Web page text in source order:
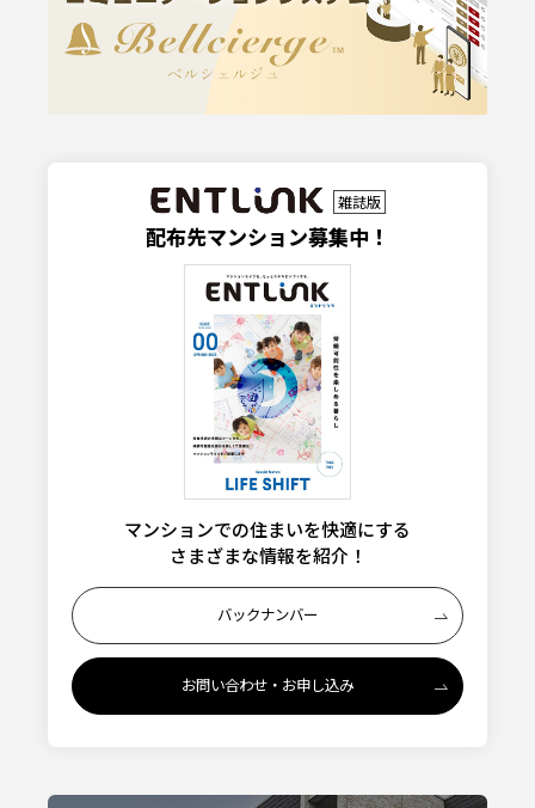
雑誌版
配布先マンション募集中！
マンションでの住まいを快適にする
さまざまな情報を紹介！
バックナンバー
お問い合わせ・お申し込み